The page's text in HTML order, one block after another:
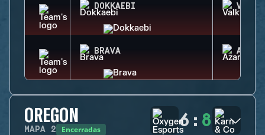
DOKKAEBI
BRAVA AZAMI
OREGON
MAPA 2 Encerradas 6 : 8